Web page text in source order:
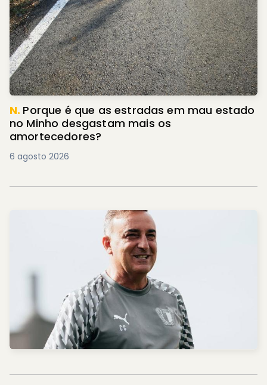
N. Porque é que as estradas em mau estado
no Minho desgastam mais os
amortecedores?
6 agosto 2026